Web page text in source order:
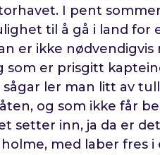
I pent
til å gå i land for
er ikke
som er prisgitt
ler man litt av
og som ikke får
setter inn, ja da er
med laber fres i